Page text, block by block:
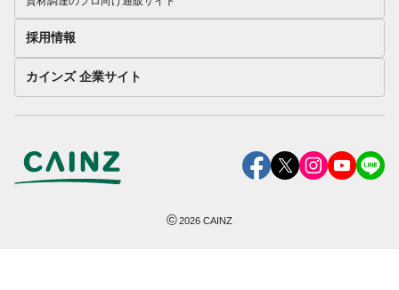
採用情報
カインズ 企業サイト
©2026 CAINZ